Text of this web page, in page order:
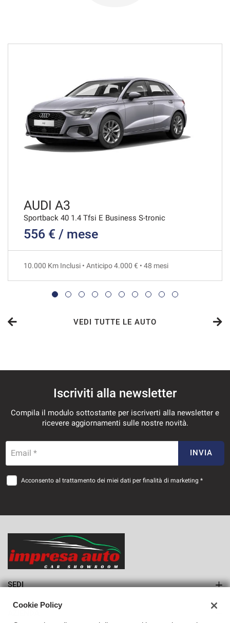
AUDI A3
Sportback 40 1.4 Tfsi E Business S-tronic
556 € / mese
10.000 Km Inclusi • Anticipo 4.000 € • 48 mesi
VEDI TUTTE LE AUTO
Iscriviti alla newsletter
Compila il modulo sottostante per iscriverti alla newsletter e
ricevere aggiornamenti sulle nostre novità.
Email * INVIA
Acconsento al trattamento dei miei dati per finalità di marketing *
SEDI
Cookie Policy